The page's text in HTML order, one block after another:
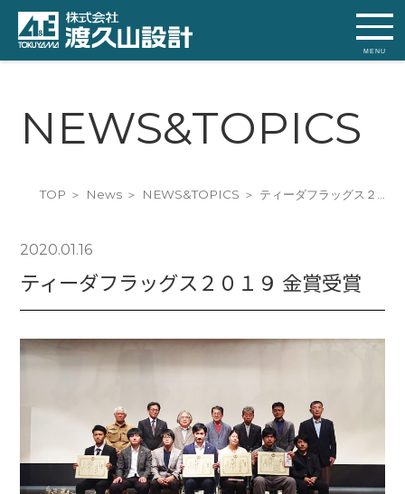
MENU
NEWS&TOPICS
TOP News NEWS&TOPICS ティーダフラッグス２…
2020.01.16
ティーダフラッグス２０１９ 金賞受賞